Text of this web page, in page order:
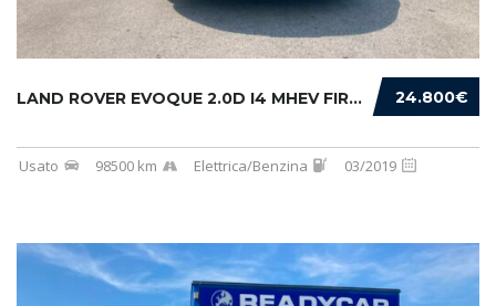
24.800€
LAND ROVER EVOQUE 2.0D I4 MHEV FIRST EDITION...
Usato 98500 km Elettrica/Benzina 03/2019